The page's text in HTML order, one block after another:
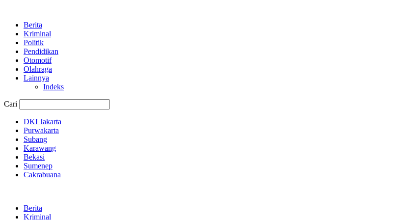
Berita
Kriminal
Politik
Pendidikan
Otomotif
Olahraga
Lainnya
Indeks
Cari
DKI Jakarta
Purwakarta
Subang
Karawang
Bekasi
Sumenep
Cakrabuana
Berita
Kriminal